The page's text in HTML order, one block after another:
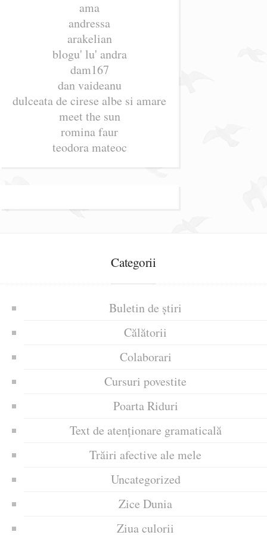
ama
andressa
arakelian
blogu' lu' andra
dam167
dan vaideanu
dulceata de cirese albe si amare
meet the sun
romina faur
teodora mateoc
Categorii
Buletin de știri
Călătorii
Colaborari
Cursuri povestite
Poarta Riduri
Text de atenționare gramaticală
Trăiri afective ale mele
Uncategorized
Zice Dunia
Ziua culorii